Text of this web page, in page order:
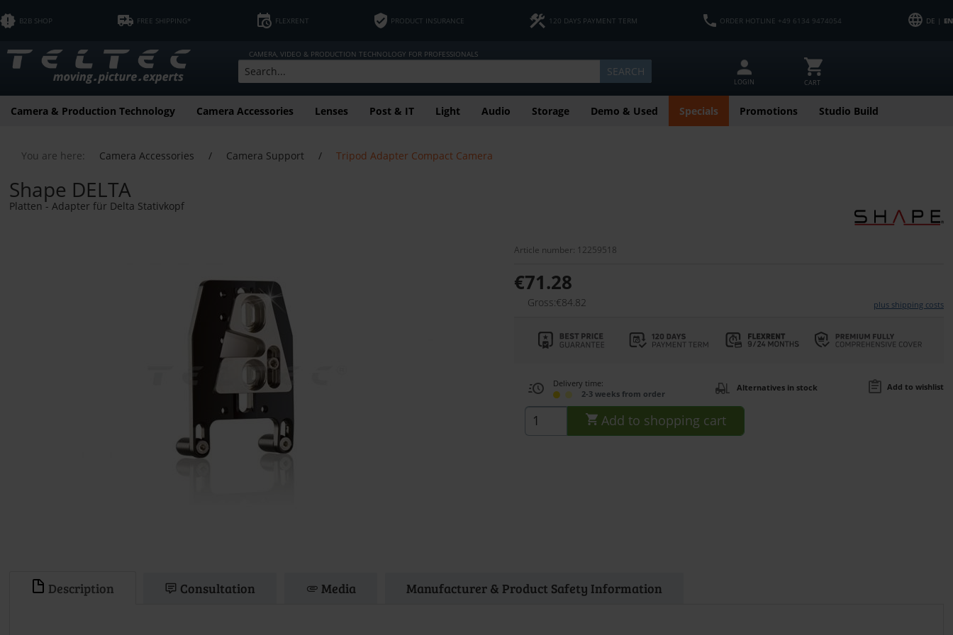
B2B SHOP FREE SHIPPING* FLEXRENT PRODUCT INSURANCE 120 DAYS PAYMENT TERM ORDER HOTLINE +49 6134 9474054 DE | EN
CAMERA, VIDEO & PRODUCTION TECHNOLOGY FOR PROFESSIONALS
SEARCH
LOGIN CART
Camera & Production Technology Camera Accessories Lenses Post & IT Light Audio Storage Demo & Used Specials Promotions Studio Build
You are here: Camera Accessories / Camera Support / Tripod Adapter Compact Camera
Shape DELTA
Platten - Adapter für Delta Stativkopf
Article number: 12259518
€71.28
Gross:€84.82 plus shipping costs
Delivery time:
2-3 weeks from order
Alternatives in stock Add to wishlist
Add to shopping cart
Description Consultation Media Manufacturer & Product Safety Information